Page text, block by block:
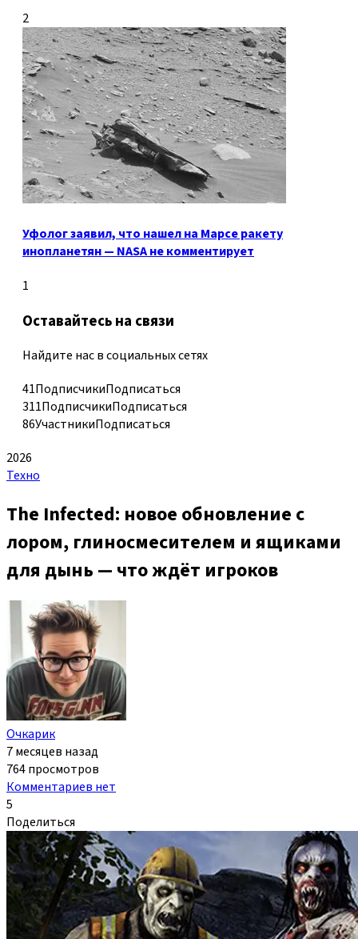
2
Уфолог заявил, что нашел на Марсе ракету
инопланетян — NASA не комментирует
1
Оставайтесь на связи
Найдите нас в социальных сетях
41ПодписчикиПодписаться
311ПодписчикиПодписаться
86УчастникиПодписаться
2026
Техно
The Infected: новое обновление с
лором, глиносмесителем и ящиками
для дынь — что ждёт игроков
Очкарик
7 месяцев назад
764 просмотров
Комментариев нет
5
Поделиться